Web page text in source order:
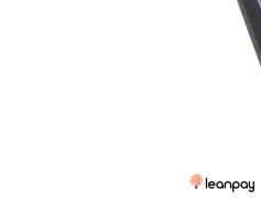
Cazane pe biomasa nelemnoasa
Cazane si termoseminee pe